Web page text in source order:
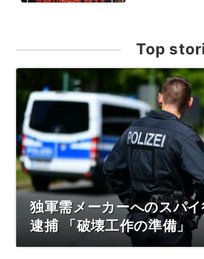
Top
独軍需メーカーへのスパ
逮捕 「破壊工作の準備」